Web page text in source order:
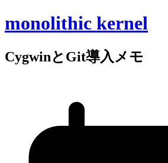
monolithic kernel
Cygwinと Git導入メモ